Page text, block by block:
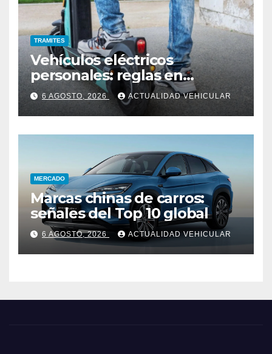
TRAMITES
Vehículos eléctricos
personales: reglas en
Colombia
6 AGOSTO, 2026 ACTUALIDAD VEHICULAR
MERCADO
Marcas chinas de carros:
señales del Top 10 global
6 AGOSTO, 2026 ACTUALIDAD VEHICULAR